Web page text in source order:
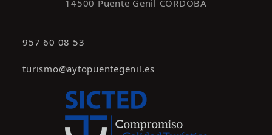
14500 Puente Genil CÓRDOBA
957 60 08 53
turismo@aytopuentegenil.es